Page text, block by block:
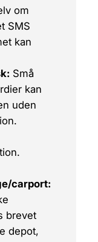
om
SMS
kan
Små
kan
uden
carport:
brevet
depot,